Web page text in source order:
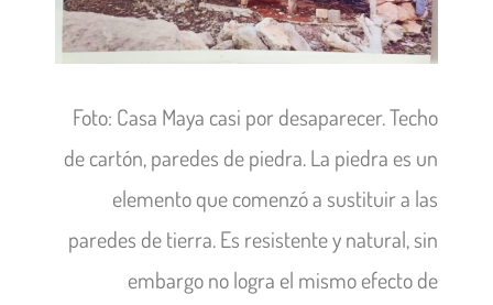
Foto: Casa Maya casi por desaparecer. Techo
de cartón, paredes de piedra. La piedra es un
elemento que comenzó a sustituir a las
paredes de tierra. Es resistente y natural, sin
embargo no logra el mismo efecto de